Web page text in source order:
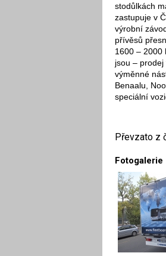
stodůlkách
zastupuje v
výrobní
přívěsů
1600 – 2000
jsou –
výměnné
Benaalu,
speciální
Převzato z
Fotogalerie